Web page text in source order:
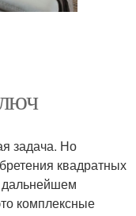
задача. Но
квадратных
комплексные